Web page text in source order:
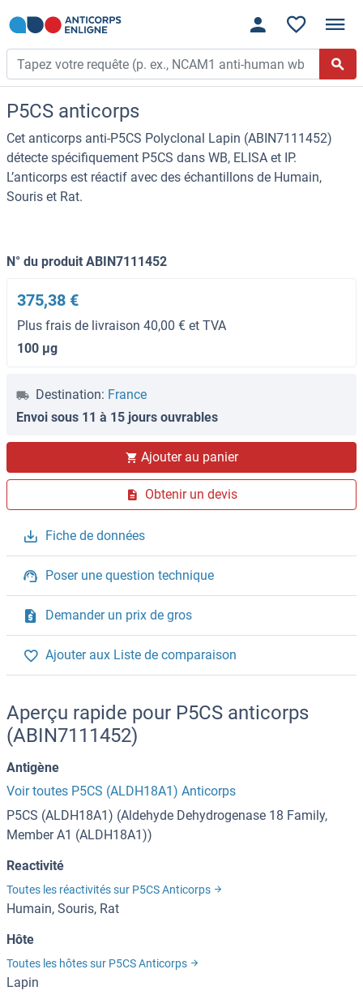
P5CS anticorps
Cet anticorps anti-P5CS Polyclonal Lapin (ABIN7111452)
détecte spécifiquement P5CS dans WB, ELISA et IP.
L’anticorps est réactif avec des échantillons de Humain,
Souris et Rat.
N° du produit ABIN7111452
375,38 €
Plus frais de livraison 40,00 € et TVA
100 μg
Destination: France
Envoi sous 11 à 15 jours ouvrables
Ajouter au panier
Obtenir un devis
Fiche de données
Poser une question technique
Demander un prix de gros
Ajouter aux Liste de comparaison
Aperçu rapide pour P5CS anticorps
(ABIN7111452)
Antigène
Voir toutes P5CS (ALDH18A1) Anticorps
P5CS (ALDH18A1) (Aldehyde Dehydrogenase 18 Family,
Member A1 (ALDH18A1))
Reactivité
Toutes les réactivités sur P5CS Anticorps
Humain, Souris, Rat
Hôte
Toutes les hôtes sur P5CS Anticorps
Lapin